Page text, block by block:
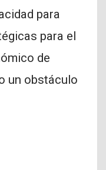
para
para el
de
un obstáculo